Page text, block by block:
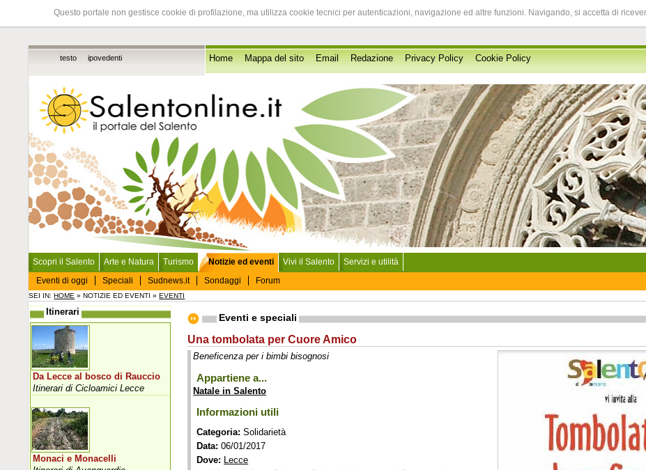
Questo portale non gestisce cookie di profilazione, ma utilizza cookie tecnici per autenticazioni, navigazione ed altre funzioni. Navigando, si accetta di
testo ipovedenti Home Mappa del sito Email Redazione Privacy Policy Cookie Policy
Scopri il Salento Arte e Natura Turismo
Notizie ed eventi
Eventi di oggi
Speciali Sudnews.it Sondaggi Forum
Vivi il Salento Servizi e utilità
SEI IN:HOME » NOTIZIE ED EVENTI »EVENTI
Eventi e speciali
Una tombolata per Cuore Amico
Beneficenza per i bimbi bisognosi
Appartiene a...
Natale in Salento
Informazioni utili
Categoria: Solidarietà
Data: 06/01/2017
Dove: Lecce
Itinerari
Da Lecce al bosco di Rauccio
Itinerari di Cicloamici Lecce
Monaci e Monacelli